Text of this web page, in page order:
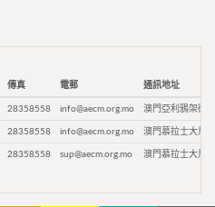
傳真 電郵 通訊地址
28358558 info@aecm.org.mo 澳門亞利鴉架街9
28358558 info@aecm.org.mo 澳門慕拉士大馬
28358558 sup@aecm.org.mo 澳門慕拉士大馬